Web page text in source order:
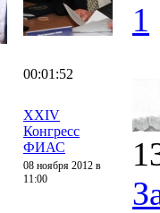
00:01:52
XXIV
Конгресс
ФИАС
08 ноября 2012 в
11:00
1